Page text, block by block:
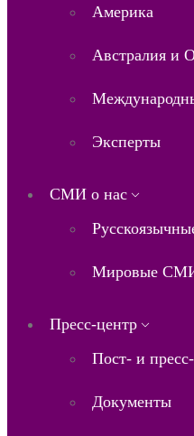
Америка
Австралия и
Эксперты
СМИ о нас
Мировые
Пресс-центр
Пост- и
Документы